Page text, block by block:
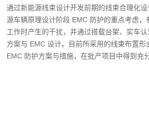
通过新能源线束设计开发前期的线束合理化
源车辆原理设计阶段 EMC 防护的重点考虑，
工作时产生的干扰，并通过搭载台架、实车
方案与 EMC 设计。目前所采用的线束布置形
EMC 防护方案与措施，在批产项目中得到充